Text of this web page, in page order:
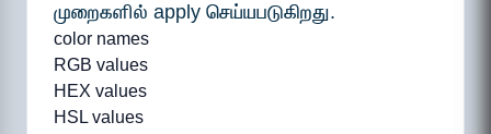
முறைகளில் apply செய்யபடுகிறது.
color names
RGB values
HEX values
HSL values